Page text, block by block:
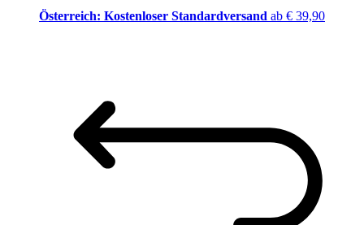
Österreich: Kostenloser Standardversand ab € 39,90